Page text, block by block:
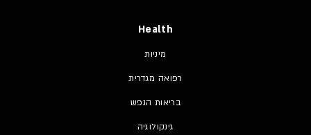
Health
מיניות
רפואה מגדרית
בריאות הנפש
גינקולוגיה